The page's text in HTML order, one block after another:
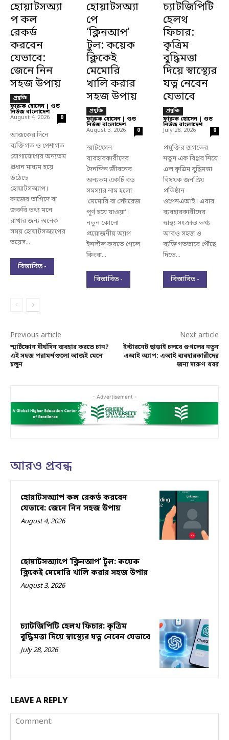
হোয়াটসঅ্যা
প কল
রেকর্ড
করবেন
যেভাবে:
জেনে নিন
সহজ উপায়
প্রযুক্তি
ফারুক হোসেন | গুড
নিউজ বাংলাদেশ -
August 4, 2026 0
আজকের দিনে
ব্যক্তিগত ও পেশাগত
যোগাযোগের অন্যতম
প্রধান মাধ্যম হয়ে
উঠেছে
হোয়াটসঅ্যাপ।
কাজের তাগিদে বা
জরুরি তথ্য মনে
রাখার জন্য অনেক
সময় হোয়াটসঅ্যাপের
ভয়েস...
বিস্তারিত -
হোয়াটসঅ্যা
পে
‘ক্লিনআপ’
টুল: কয়েক
ক্লিকেই
মেমোরি
খালি করার
সহজ উপায়
প্রযুক্তি
ফারুক হোসেন | গুড
নিউজ বাংলাদেশ -
August 3, 2026 0
স্মার্টফোন
ব্যবহারকারীদের
দৈনন্দিন জীবনের
অন্যতম একটি বড়
সমস্যার নাম হলো
'মেমোরি বা স্টোরেজ
পূর্ণ হয়ে যাওয়া'।
নতুন কোনো
প্রয়োজনীয় অ্যাপ
ইনস্টল করতে গেলে
কিংবা...
বিস্তারিত -
চ্যাটজিপিটি
হেলথ
ফিচার:
কৃত্রিম
বুদ্ধিমত্তা
দিয়ে স্বাস্থ্যের
যত্ন নেবেন
যেভাবে
প্রযুক্তি
ফারুক হোসেন | গুড
নিউজ বাংলাদেশ -
July 28, 2026 0
প্রযুক্তির জগতের
নতুন এক বিপ্লব নিয়ে
এল কৃত্রিম বুদ্ধিমত্তা
বিষয়ক জনপ্রিয়
প্রতিষ্ঠান
ওপেনএআই। এবার
ব্যবহারকারীদের
স্বাস্থ্য সংক্রান্ত তথ্য
আরও সহজ ও
ব্যক্তিগতভাবে পৌঁছে
দিতে...
বিস্তারিত -
Previous article
স্মার্টফোন দীর্ঘদিন ব্যবহার করতে চান?
এই সহজ পরামর্শগুলো আজই মেনে
চলুন
Next article
ইন্টারনেট ছাড়াই চলবে গুগলের নতুন
এআই অ্যাপ: এআই ব্যবহারকারীদের
জন্য দারুণ খবর
- Advertisement -
আরও প্রবন্ধ
হোয়াটসঅ্যাপ কল রেকর্ড করবেন
যেভাবে: জেনে নিন সহজ উপায়
August 4, 2026
হোয়াটসঅ্যাপে ‘ক্লিনআপ’ টুল: কয়েক
ক্লিকেই মেমোরি খালি করার সহজ উপায়
August 3, 2026
চ্যাটজিপিটি হেলথ ফিচার: কৃত্রিম
বুদ্ধিমত্তা দিয়ে স্বাস্থ্যের যত্ন নেবেন যেভাবে
July 28, 2026
LEAVE A REPLY